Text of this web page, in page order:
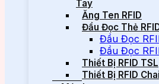
Tay
Ăng Ten RFID
Đầu Đọc Thẻ
Đầu Đọc
Đầu Đọc
Thiết Bị RFID TSL
Thiết Bị RFID